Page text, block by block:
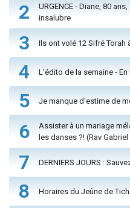
2
URGENCE - Diane, 80
insalubre
3 Ils ont volé 12 Sifré Torah
4 L'édito de la semaine -
5 Je manque d'estime de
6
Assister à un mariage
les danses ?! (Rav Gabriel
7 DERNIERS JOURS :
8 Horaires du Jeûne de